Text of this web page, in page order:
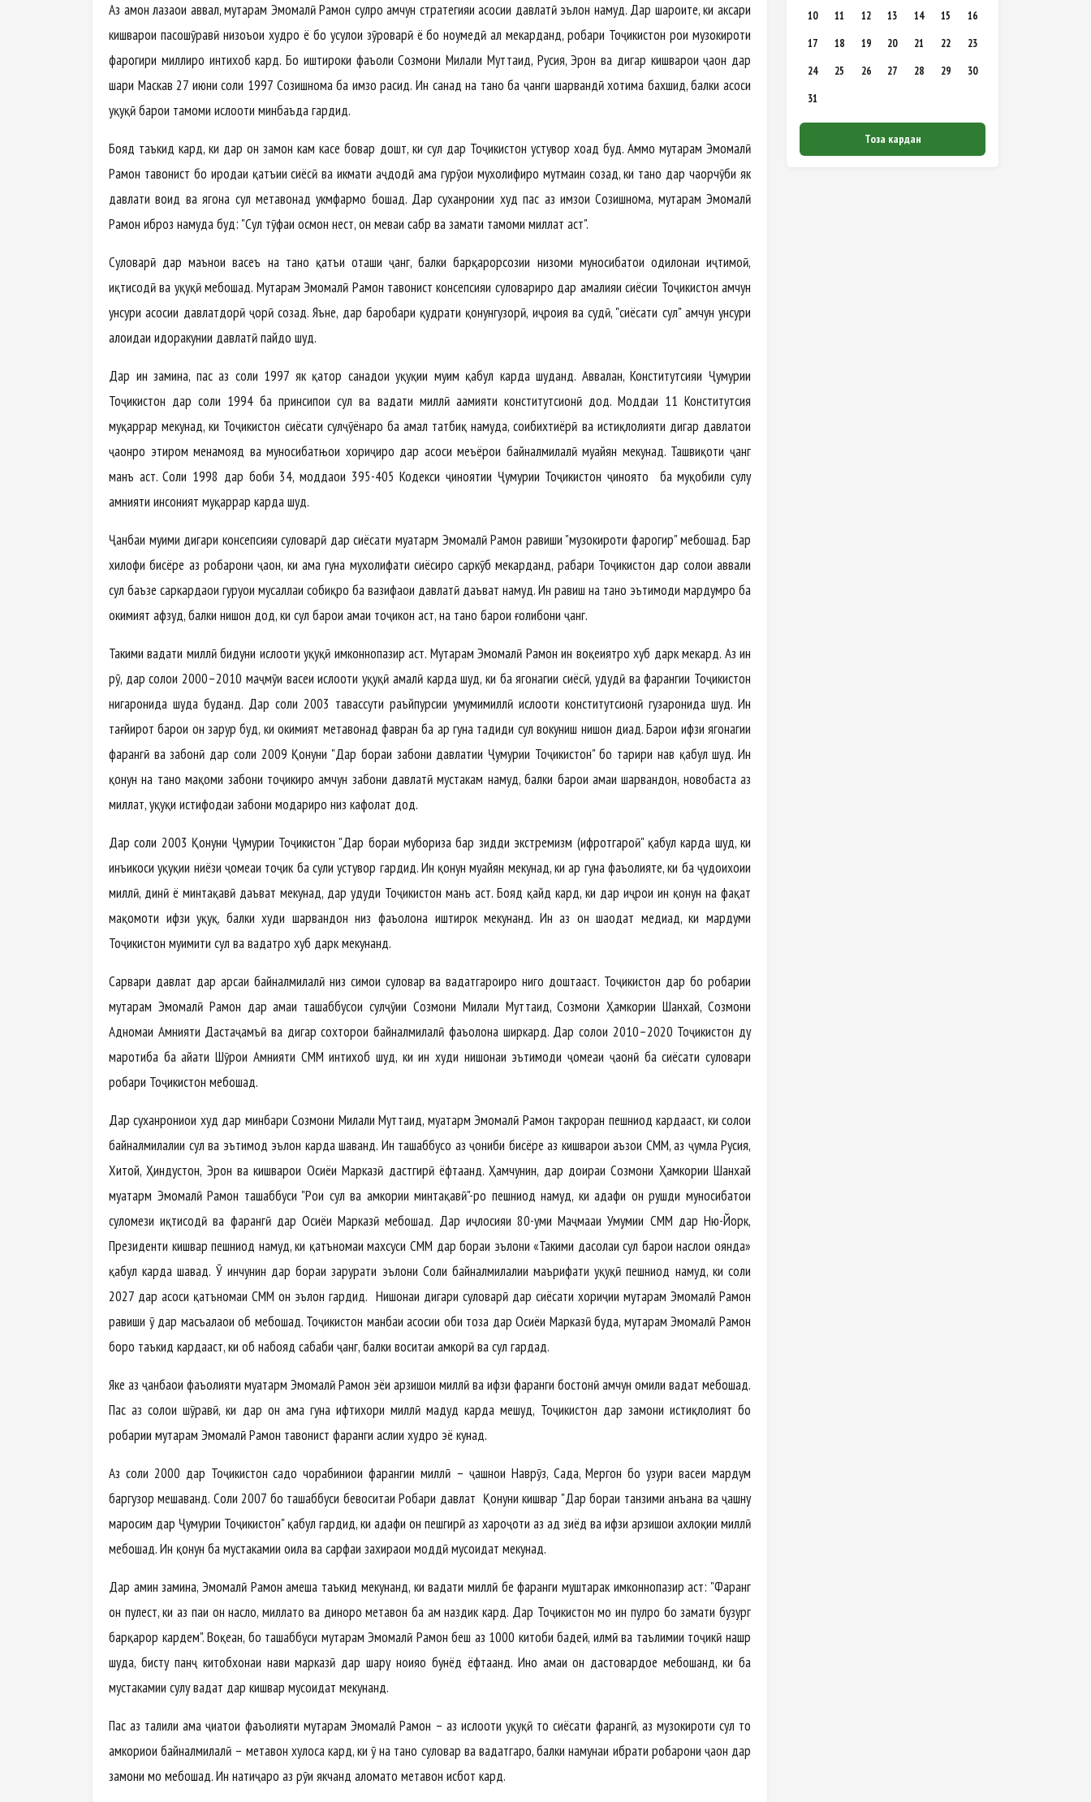
Аз ҳамон лаҳзаҳои аввал, муҳтарам Эмомалӣ Раҳмон сулҳро ҳамчун стратегияи асосии давлатӣ эълон намуд. Дар шароите, ки аксари
кишварҳои пасошӯравӣ низоъҳои худро ё бо усулҳои зӯроварӣ ё бо ноумедӣ ҳал мекарданд, роҳбари Тоҷикистон роҳи музокироти
фарогири миллиро интихоб кард. Бо иштироки фаъоли Созмони Милали Муттаҳид, Русия, Эрон ва дигар кишварҳои ҷаҳон дар
шаҳри Маскав 27 июни соли 1997 Созишнома ба имзо расид. Ин санад на танҳо ба ҷанги шаҳрвандӣ хотима бахшид, балки асоси
ҳуқуқӣ барои тамоми ислоҳоти минбаъда гардид.
Бояд таъкид кард, ки дар он замон кам касе бовар дошт, ки сулҳ дар Тоҷикистон устувор хоҳад буд. Аммо муҳтарам Эмомалӣ
Раҳмон тавонист бо иродаи қатъии сиёсӣ ва ҳикмати аҷдодӣ ҳама гурӯҳҳои мухолифиро мутмаин созад, ки танҳо дар чаҳорчӯби як
давлати воҳид ва ягона сулҳ метавонад ҳукмфармо бошад. Дар суханронии худ пас аз имзои Созишнома, муҳтарам Эмомалӣ
Раҳмон иброз намуда буд: "Сулҳ тӯҳфаи осмон нест, он меваи сабр ва заҳмати тамоми миллат аст".
Сулҳоварӣ дар маънои васеъ на танҳо қатъи оташи ҷанг, балки барқарорсозии низоми муносибатҳои одилонаи иҷтимоӣ,
иқтисодӣ ва ҳуқуқӣ мебошад. Муҳтарам Эмомалӣ Раҳмон тавонист консепсияи сулҳовариро дар амалияи сиёсии Тоҷикистон ҳамчун
унсури асосии давлатдорӣ ҷорӣ созад. Яъне, дар баробари қудрати қонунгузорӣ, иҷроия ва судӣ, "сиёсати сулҳ" ҳамчун унсури
алоҳидаи идоракунии давлатӣ пайдо шуд.
Дар ин замина, пас аз соли 1997 як қатор санадҳои ҳуқуқии муҳим қабул карда шуданд. Аввалан, Конститутсияи Ҷумҳурии
Тоҷикистон дар соли 1994 ба принсипҳои сулҳ ва ваҳдати миллӣ аҳамияти конститутсионӣ дод. Моддаи 11 Конститутсия
муқаррар мекунад, ки Тоҷикистон сиёсати сулҳҷӯёнаро ба амал татбиқ намуда, соҳибихтиёрӣ ва истиқлолияти дигар давлатҳои
ҷаҳонро эҳтиром менамояд ва муносибатњои хориҷиро дар асоси меъёрҳои байналмилалӣ муайян мекунад. Ташвиқоти ҷанг
манъ аст. Соли 1998 дар боби 34, моддаҳои 395-405 Кодекси ҷиноятии Ҷумҳурии Тоҷикистон ҷиноятҳо ба муқобили сулҳу
амнияти инсоният муқаррар карда шуд.
Ҷанбаи муҳими дигари консепсияи сулҳоварӣ дар сиёсати муҳатарм Эмомалӣ Раҳмон равиши "музокироти фарогир" мебошад. Бар
хилофи бисёре аз роҳбарони ҷаҳон, ки ҳама гуна мухолифати сиёсиро саркӯб мекарданд, раҳбари Тоҷикистон дар солҳои аввали
сулҳ баъзе саркардаҳои гуруҳҳои мусаллаҳи собиқро ба вазифаҳои давлатӣ даъват намуд. Ин равиш на танҳо эътимоди мардумро ба
ҳокимият афзуд, балки нишон дод, ки сулҳ барои ҳамаи тоҷикон аст, на танҳо барои ғолибони ҷанг.
Таҳкими ваҳдати миллӣ бидуни ислоҳоти ҳуқуқӣ имконнопазир аст. Муҳтарам Эмомалӣ Раҳмон ин воқеиятро хуб дарк мекард. Аз ин
рӯ, дар солҳои 2000–2010 маҷмӯи васеи ислоҳоти ҳуқуқӣ амалӣ карда шуд, ки ба ягонагии сиёсӣ, ҳудудӣ ва фарҳангии Тоҷикистон
нигаронида шуда буданд. Дар соли 2003 тавассути раъйпурсии умумимиллӣ ислоҳоти конститутсионӣ гузаронида шуд. Ин
тағйирот барои он зарур буд, ки ҳокимият метавонад фавран ба ҳар гуна таҳдиди сулҳ вокуниш нишон диҳад. Барои ҳифзи ягонагии
фарҳангӣ ва забонӣ дар соли 2009 Қонуни "Дар бораи забони давлатии Ҷумҳурии Тоҷикистон" бо таҳрири нав қабул шуд. Ин
қонун на танҳо мақоми забони тоҷикиро ҳамчун забони давлатӣ мустаҳкам намуд, балки барои ҳамаи шаҳрвандон, новобаста аз
миллат, ҳуқуқи истифодаи забони модариро низ кафолат дод.
Дар соли 2003 Қонуни Ҷумҳурии Тоҷикистон "Дар бораи мубориза бар зидди экстремизм (ифротгароӣ" қабул карда шуд, ки
инъикоси ҳуқуқии ниёзи ҷомеаи тоҷик ба сулҳи устувор гардид. Ин қонун муайян мекунад, ки ҳар гуна фаъолияте, ки ба ҷудоихоҳии
миллӣ, динӣ ё минтақавӣ даъват мекунад, дар ҳудуди Тоҷикистон манъ аст. Бояд қайд кард, ки дар иҷрои ин қонун на фақат
мақомоти ҳифзи ҳуқуқ, балки худи шаҳрвандон низ фаъолона иштирок мекунанд. Ин аз он шаҳодат медиҳад, ки мардуми
Тоҷикистон муҳимити сулҳ ва ваҳдатро хуб дарк мекунанд.
Сарвари давлат дар арсаи байналмилалӣ низ симои сулҳовар ва ваҳдатгароиро нигоҳ доштааст. Тоҷикистон дар бо роҳбарии
муҳтарам Эмомалӣ Раҳмон дар ҳамаи ташаббусҳои сулҳҷӯии Созмони Милали Муттаҳид, Созмони Ҳамкории Шанхай, Созмони
Аҳдномаи Амнияти Дастаҷамъӣ ва дигар сохторҳои байналмилалӣ фаъолона ширкард. Дар солҳои 2010–2020 Тоҷикистон ду
маротиба ба ҳайати Шӯрои Амнияти СММ интихоб шуд, ки ин худи нишонаи эътимоди ҷомеаи ҷаҳонӣ ба сиёсати сулҳовари
роҳбари Тоҷикистон мебошад.
Дар суханрониҳои худ дар минбари Созмони Милали Муттаҳид, муҳатарм Эмомалӣ Раҳмон такроран пешниҳод кардааст, ки солҳои
байналмилалии сулҳ ва эътимод эълон карда шаванд. Ин ташаббусҳо аз ҷониби бисёре аз кишварҳои аъзои СММ, аз ҷумла Русия,
Хитой, Ҳиндустон, Эрон ва кишварҳои Осиёи Марказӣ дастгирӣ ёфтаанд. Ҳамчунин, дар доираи Созмони Ҳамкории Шанхай
муҳатарм Эмомалӣ Раҳмон ташаббуси "Роҳи сулҳ ва ҳамкории минтақавӣ"-ро пешниҳод намуд, ки ҳадафи он рушди муносибатҳои
сулҳомези иқтисодӣ ва фарҳангӣ дар Осиёи Марказӣ мебошад. Дар иҷлосияи 80-уми Маҷмааи Умумии СММ дар Ню-Йорк,
Президенти кишвар пешниҳод намуд, ки қатъномаи махсуси СММ дар бораи эълони «Таҳкими даҳсолаи сулҳ барои наслҳои оянда»
қабул карда шавад. Ӯ инчунин дар бораи зарурати эълони Соли байналмилалии маърифати ҳуқуқӣ пешниҳод намуд, ки соли
2027 дар асоси қатъномаи СММ он эълон гардид. Нишонаи дигари сулҳоварӣ дар сиёсати хориҷии муҳтарам Эмомалӣ Раҳмон
равиши ӯ дар масъалаҳои об мебошад. Тоҷикистон манбаи асосии оби тоза дар Осиёи Марказӣ буда, муҳтарам Эмомалӣ Раҳмон
борҳо таъкид кардааст, ки об набояд сабаби ҷанг, балки воситаи ҳамкорӣ ва сулҳ гардад.
Яке аз ҷанбаҳои фаъолияти муҳатарм Эмомалӣ Раҳмон эҳёи арзишҳои миллӣ ва ҳифзи фарҳанги бостонӣ ҳамчун омили ваҳдат мебошад.
Пас аз солҳои шӯравӣ, ки дар он ҳама гуна ифтихори миллӣ маҳдуд карда мешуд, Тоҷикистон дар замони истиқлолият бо
роҳбарии муҳтарам Эмомалӣ Раҳмон тавонист фарҳанги аслии худро эҳё кунад.
Аз соли 2000 дар Тоҷикистон садҳо чорабиниҳои фарҳангии миллӣ – ҷашнҳои Наврӯз, Сада, Меҳргон бо ҳузури васеи мардум
баргузор мешаванд. Соли 2007 бо ташаббуси бевоситаи Роҳбари давлат Қонуни кишвар "Дар бораи танзими анъана ва ҷашну
маросим дар Ҷумҳурии Тоҷикистон" қабул гардид, ки ҳадафи он пешгирӣ аз хароҷоти аз ҳад зиёд ва ҳифзи арзишҳои ахлоқии миллӣ
мебошад. Ин қонун ба мустаҳкамии оила ва сарфаи захираҳои моддӣ мусоидат мекунад.
Дар ҳамин замина, Эмомалӣ Раҳмон ҳамеша таъкид мекунанд, ки ваҳдати миллӣ бе фарҳанги муштарак имконнопазир аст: "Фарҳанг
он пулест, ки аз паи он наслҳо, миллатҳо ва динҳоро метавон ба ҳам наздик кард. Дар Тоҷикистон мо ин пулро бо заҳмати бузург
барқарор кардем". Воқеан, бо ташаббуси муҳтарам Эмомалӣ Раҳмон беш аз 1000 китоби бадеӣ, илмӣ ва таълимии тоҷикӣ нашр
шуда, бисту панҷ китобхонаи нави марказӣ дар шаҳру ноҳияҳо бунёд ёфтаанд. Инҳо ҳамаи он дастовардҳое мебошанд, ки ба
мустаҳкамии сулҳу ваҳдат дар кишвар мусоидат мекунанд.
Пас аз таҳлили ҳама ҷиҳатҳои фаъолияти муҳтарам Эмомалӣ Раҳмон – аз ислоҳоти ҳуқуқӣ то сиёсати фарҳангӣ, аз музокироти сулҳ то
ҳамкориҳои байналмилалӣ – метавон хулоса кард, ки ӯ на танҳо сулҳовар ва ваҳдатгаро, балки намунаи ибрати роҳбарони ҷаҳон дар
замони мо мебошад. Ин натиҷаро аз рӯи якчанд аломатҳо метавон исбот кард.
10
11 12 13 14 15
16
17
18 19 20 21 22
23
24
25 26 27 28 29
30
31
Тоза кардан